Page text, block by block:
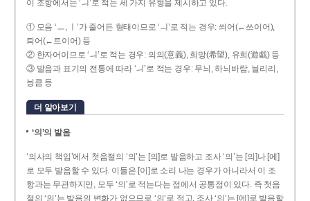
이 조항에서는 ‘ㅢ’로 적는 세 가지 유형을 제시하고 있다.
① 모음 ‘ㅡ, ㅣ’가 줄어든 형태이므로 ‘ㅢ’로 적는 경우: 씌어(←쓰이어),
틔어(←트이어) 등
② 한자어이므로 ‘ㅢ’로 적는 경우: 의의(意義), 희망(希望), 유희(遊戱) 등
③ 발음과 표기의 전통에 따라 ‘ㅢ’로 적는 경우: 무늬, 하늬바람, 늴리리,
닁큼 등
더 알아보기
‘의’의 발음
‘의사의 책임’에서 첫음절의 ‘의’는 [의]로 발음하고 조사 ‘의’는 [의]나 [에]
로 모두 발음할 수 있다. 이들은 [이]로 소리 나는 경우가 아니라서 이 조
항과는 무관하지만, 모두 ‘의’로 적는다는 점에서 공통점이 있다. 즉 첫음
절의 ‘의’는 발음의 변화가 없으므로 ‘의’로 적고, 조사 ‘의’는 [에]로 발음할